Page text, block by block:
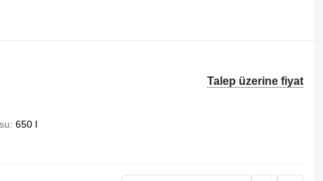
Talep üzerine fiyat
650 l